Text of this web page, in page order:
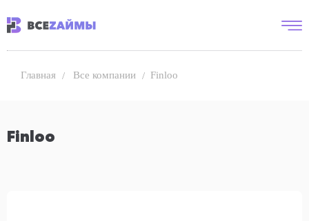
Главная Все компании Finloo
Finloo